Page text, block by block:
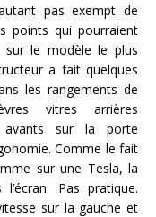
pas exempt de
points qui pourraient
sur le modèle le plus
a fait quelques
les rangements de
vitres arrières
avants sur la porte
Comme le fait
sur une Tesla, la
Pas pratique.
sur la gauche et